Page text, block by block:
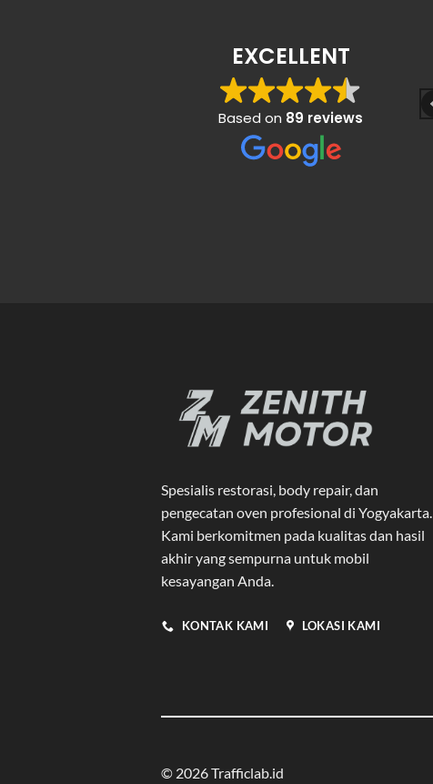
EXCELLENT
Based on 89 reviews
Service dan kualitas bengkel sangat
baik. Recommended!
Spesialis restorasi, body repair, dan
pengecatan oven profesional di Yogyakarta.
Kami berkomitmen pada kualitas dan hasil
akhir yang sempurna untuk mobil
kesayangan Anda.
KONTAK KAMI LOKASI KAMI
© 2026Trafficlab.id